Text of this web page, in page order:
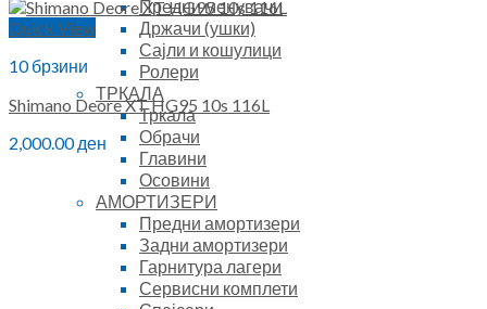
Предни менувачи
Држачи (ушки)
Сајли и кошулици
Ролери
ТРКАЛА
Тркала
Обрачи
Главини
Осовини
АМОРТИЗЕРИ
Предни амортизери
Задни амортизери
Гарнитура лагери
Сервисни комплети
Quick View
10 брзини
Shimano Deore XT HG95 10s 116L
2,000.00ден